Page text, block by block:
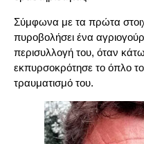
Σύμφωνα με τα πρώτα
πυροβολήσει ένα
περισυλλογή του, όταν
εκπυρσοκρότησε το όπλο
τραυματισμό του.